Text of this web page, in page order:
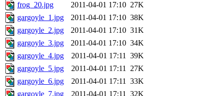
frog_20.jpg
2011-04-01 17:10 27K
gargoyle_1.jpg
2011-04-01 17:10 38K
gargoyle_2.jpg
2011-04-01 17:10 31K
gargoyle_3.jpg
2011-04-01 17:10 34K
gargoyle_4.jpg
2011-04-01 17:11 39K
gargoyle_5.jpg
2011-04-01 17:11 27K
gargoyle_6.jpg
2011-04-01 17:11 33K
gargoyle_7.jpg
2011-04-01 17:11 32K